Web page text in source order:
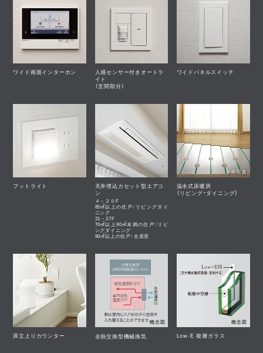
ワイド画面インターホン
人感センサー付きオートラ
イト
（玄関部分）
ワイドパネルスイッチ
フットライト
天井埋込カセット型エアコ
ン
４－２０F
85m2 以上の住戸：リビングダイ
ニング
21－27F
70m2 以上90m2未満の住戸：リビ
ングダイニング
90m2 以上の住戸：全居室
参考写真
温水式床暖房
（リビング・ダイニング）
床立上りカウンター
概念図
全熱交換型機械換気
概念図
Low-E 複層ガラス